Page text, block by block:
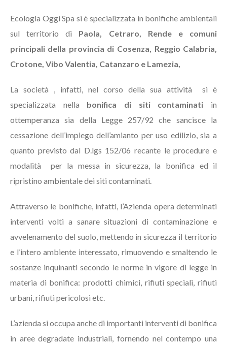
Ecologia Oggi Spa si è specializzata in bonifiche ambientali
sul territorio di Paola, Cetraro, Rende e comuni
principali della provincia di Cosenza, Reggio Calabria,
Crotone, Vibo Valentia, Catanzaro e Lamezia,
La società , infatti, nel corso della sua attività si è
specializzata nella bonifica di siti contaminati in
ottemperanza sia della Legge 257/92 che sancisce la
cessazione dell’impiego dell’amianto per uso edilizio, sia a
quanto previsto dal D.lgs 152/06 recante le procedure e
modalità per la messa in sicurezza, la bonifica ed il
ripristino ambientale dei siti contaminati.
Attraverso le bonifiche, infatti, l’Azienda opera determinati
interventi volti a sanare situazioni di contaminazione e
avvelenamento del suolo, mettendo in sicurezza il territorio
e l’intero ambiente interessato, rimuovendo e smaltendo le
sostanze inquinanti secondo le norme in vigore di legge in
materia di bonifica: prodotti chimici, rifiuti speciali, rifiuti
urbani, rifiuti pericolosi etc.
L’azienda si occupa anche di importanti interventi di bonifica
in aree degradate industriali, fornendo nel contempo una